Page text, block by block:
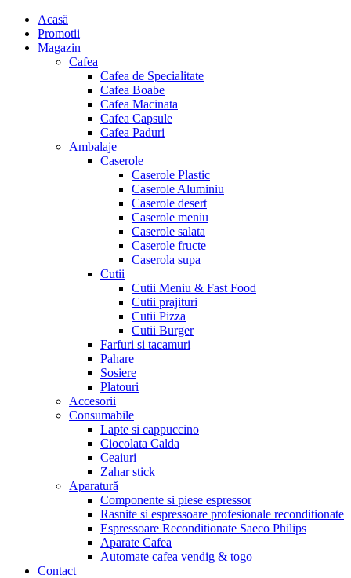
Menu
Acasă
Promotii
Magazin
Cafea
Cafea de Specialitate
Cafea Boabe
Cafea Macinata
Cafea Capsule
Cafea Paduri
Ambalaje
Caserole
Caserole Plastic
Caserole Aluminiu
Caserole desert
Caserole meniu
Caserole salata
Caserole fructe
Caserola supa
Cutii
Cutii Meniu & Fast Food
Cutii prajituri
Cutii Pizza
Cutii Burger
Farfuri si tacamuri
Pahare
Sosiere
Platouri
Accesorii
Consumabile
Lapte si cappuccino
Ciocolata Calda
Ceaiuri
Zahar stick
Aparatură
Componente si piese espressor
Rasnite si espressoare profesionale reconditionate
Espressoare Reconditionate Saeco Philips
Aparate Cafea
Automate cafea vendig & togo
Contact